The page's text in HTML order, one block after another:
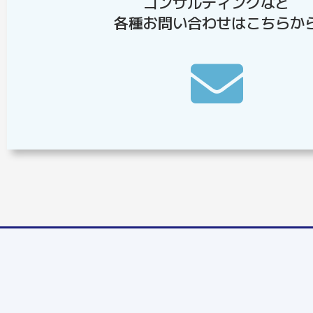
各種お問い合わせはこちらか